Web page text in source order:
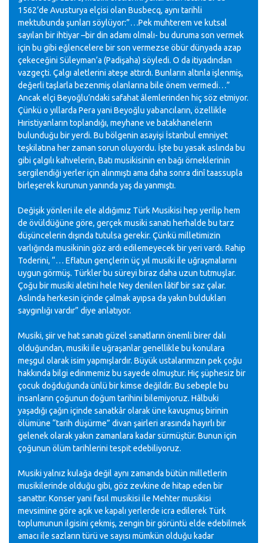
1562’de Avusturya elçisi olan Busbecq, aynı tarihli
mektubunda şunları söylüyor:”…Pek muhterem ve kutsal
sayılan bir ihtiyar –bir din adamı olmalı- bu duruma son vermek
için bu gibi eğlencelere bir son vermezse öbür dünyada azap
çekeceğini Süleyman’a (Padişaha) söyledi. O da itiyadından
vazgeçti. Çalgı aletlerini ateşe attırdı. Bunların altınla işlenmiş,
değerli taşlarla bezenmiş olanlarına bile önem vermedi…”
Ancak elçi Beyoğlu’ndaki safahat âlemlerinden hiç söz etmiyor.
Çünkü o yıllarda Pera yani Beyoğlu yabancıların, özellikle
Hıristiyanların toplandığı, meyhane ve batakhanelerin
bulunduğu bir yerdi. Bu bölgenin asayişi İstanbul emniyet
teşkilatına her zaman sorun oluyordu. İşte bu yasak aslında bu
gibi çalgılı kahvelerin, Batı musikisinin en bağı örneklerinin
sergilendiği yerler için alınmıştı ama daha sonra dinî taassupla
birleşerek kurunun yanında yaş da yanmıştı.
Değişik yönleri ile ele aldığımız Türk Musikisi hep yerilip hem
de övüldüğüne göre, gerçek musiki sanatı herhalde bu tarz
düşüncelerin dışında tutulsa gerekir. Çünkü milletimizin
varlığında musikinin göz ardı edilemeyecek bir yeri vardı. Rahip
Toderini, “… Eflatun gençlerin üç yıl musiki ile uğraşmalarını
uygun görmüş. Türkler bu süreyi biraz daha uzun tutmuşlar.
Çoğu bir musiki aletini hele Ney denilen lâtif bir saz çalar.
Aslında herkesin içinde çalmak ayıpsa da yakın buldukları
saygınlığı vardır” diye anlatıyor.
Musiki, şiir ve hat sanatı güzel sanatların önemli birer dalı
olduğundan, musiki ile uğraşanlar genellikle bu konulara
meşgul olarak isim yapmışlardır. Büyük ustalarımızın pek çoğu
hakkında bilgi edinmemiz bu sayede olmuştur. Hiç şüphesiz bir
çocuk doğduğunda ünlü bir kimse değildir. Bu sebeple bu
insanların çoğunun doğum tarihini bilemiyoruz. Hâlbuki
yaşadığı çağın içinde sanatkâr olarak üne kavuşmuş birinin
ölümüne “tarih düşürme” divan şairleri arasında hayırlı bir
gelenek olarak yakın zamanlara kadar sürmüştür. Bunun için
çoğunun ölüm tarihlerini tespit edebiliyoruz.
Musiki yalnız kulağa değil aynı zamanda bütün milletlerin
musikilerinde olduğu gibi, göz zevkine de hitap eden bir
sanattır. Konser yani fasıl musikisi ile Mehter musikisi
mevsimine göre açık ve kapalı yerlerde icra edilerek Türk
toplumunun ilgisini çekmiş, zengin bir görüntü elde edebilmek
amacı ile sazların türü ve sayısı mümkün olduğu kadar